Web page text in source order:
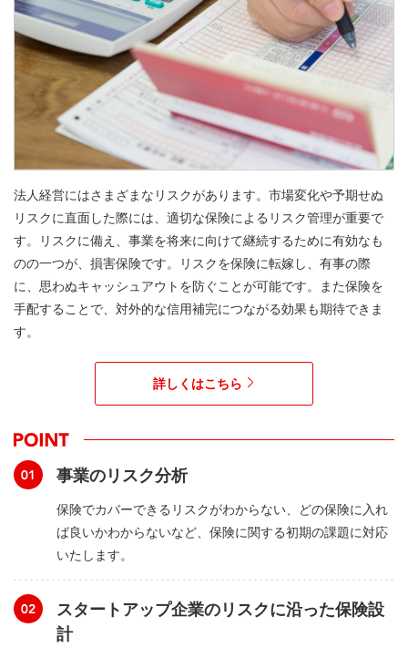
法人経営にはさまざまなリスクがあります。市場変化や予期せぬ
リスクに直面した際には、適切な保険によるリスク管理が重要で
す。リスクに備え、事業を将来に向けて継続するために有効なも
のの一つが、損害保険です。リスクを保険に転嫁し、有事の際
に、思わぬキャッシュアウトを防ぐことが可能です。また保険を
手配することで、対外的な信用補完につながる効果も期待できま
す。
詳しくはこちら
事業のリスク分析
保険でカバーできるリスクがわからない、どの保険に入れ
ば良いかわからないなど、保険に関する初期の課題に対応
いたします。
スタートアップ企業のリスクに沿った保険設
計